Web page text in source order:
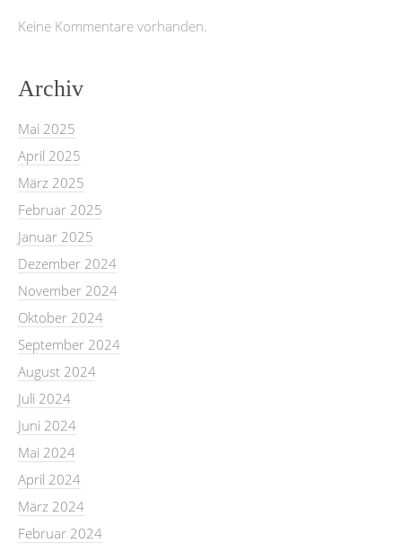
Keine Kommentare vorhanden.
Archiv
Mai 2025
April 2025
März 2025
Februar 2025
Januar 2025
Dezember 2024
November 2024
Oktober 2024
September 2024
August 2024
Juli 2024
Juni 2024
Mai 2024
April 2024
März 2024
Februar 2024